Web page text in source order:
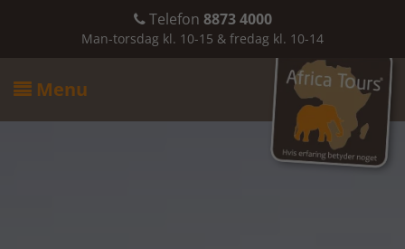
Telefon 8873 4000
Man-torsdag kl. 10-15 & fredag kl. 10-14
 Menu